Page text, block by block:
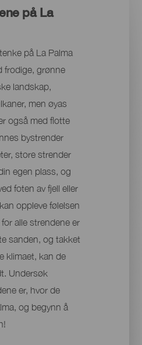
på La
på La Palma
frodige, grønne
landskap,
men øyas
også med flotte
bystrender
store strender
egen plass, og
foten av fjell eller
oppleve følelsen
alle strendene er
sanden, og takket
klimaet, kan de
Undersøk
er, hvor de
og begynn å